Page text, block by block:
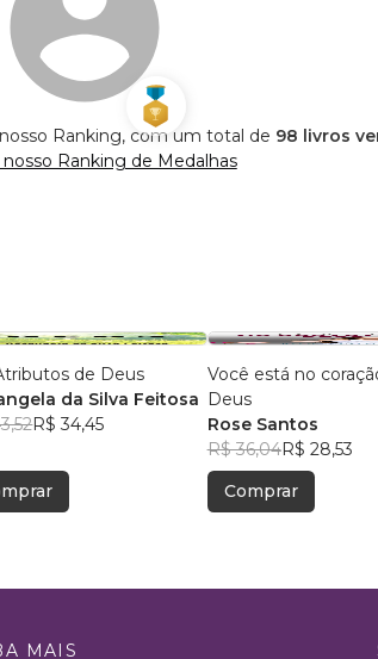
Ranking, com um total de 98 livros
Ranking de Medalhas
de Deus
da Silva Feitosa
R$ 34,45
Você está no
Deus
Rose Santos
R$ 36,04R$ 28,53
Comprar
MAIS